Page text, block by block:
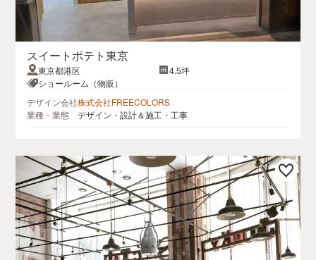
スイートポテト東京
東京都港区
4.5坪
ショールーム（物販）
デザイン会社株式会社FREECOLORS
業種・業態
デザイン・設計＆施工・工事